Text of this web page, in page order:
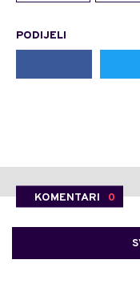
PODIJELI
KOMENTARI 0